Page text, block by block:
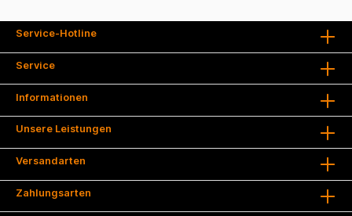
Service-Hotline
Service
Informationen
Unsere Leistungen
Versandarten
Zahlungsarten